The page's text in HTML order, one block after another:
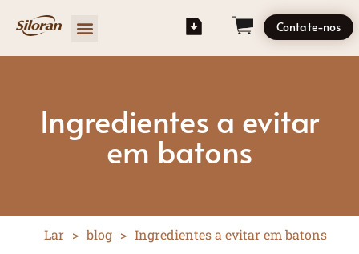
Contate-nos
Ingredientes a evitar
em batons
Lar > blog > Ingredientes a evitar em batons